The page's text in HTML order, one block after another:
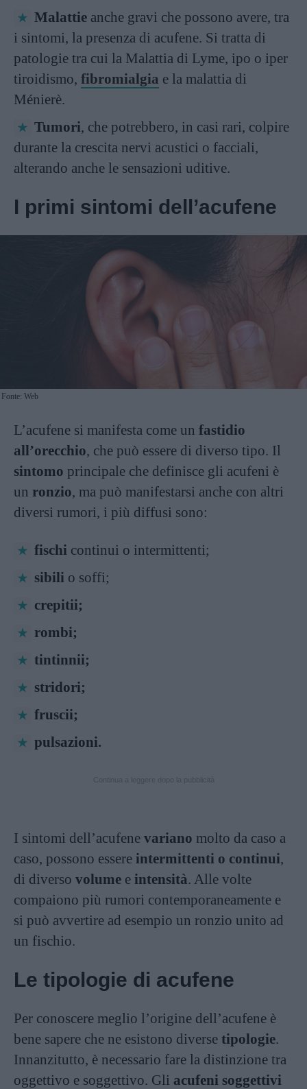
Malattie anche gravi che possono avere, tra
i sintomi, la presenza di acufene. Si tratta di
patologie tra cui la Malattia di Lyme, ipo o iper
tiroidismo, fibromialgia e la malattia di
Ménierè.
Tumori, che potrebbero, in casi rari, colpire
durante la crescita nervi acustici o facciali,
alterando anche le sensazioni uditive.
I primi sintomi dell’acufene
Fonte: Web
L’acufene si manifesta come un fastidio
all’orecchio, che può essere di diverso tipo. Il
sintomo principale che definisce gli acufeni è
un ronzio, ma può manifestarsi anche con altri
diversi rumori, i più diffusi sono:
fischi continui o intermittenti;
sibili o soffi;
crepitii;
rombi;
tintinnii;
stridori;
fruscii;
pulsazioni.
I sintomi dell’acufene variano molto da caso a
caso, possono essere intermittenti o continui,
di diverso volume e intensità. Alle volte
compaiono più rumori contemporaneamente e
si può avvertire ad esempio un ronzio unito ad
un fischio.
Le tipologie di acufene
Per conoscere meglio l’origine dell’acufene è
bene sapere che ne esistono diverse tipologie.
Innanzitutto, è necessario fare la distinzione tra
oggettivo e soggettivo. Gli acufeni soggettivi